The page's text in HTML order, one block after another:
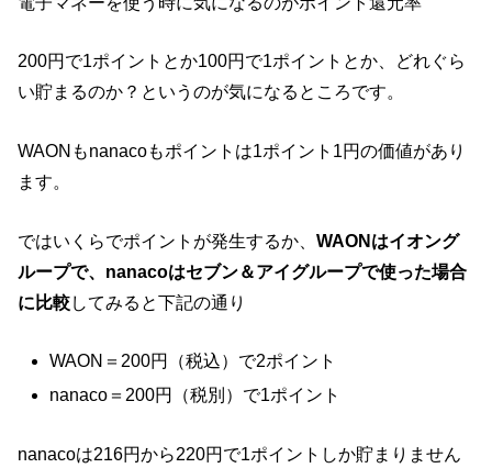
200円で1ポイントとか100円で1ポイントとか、どれぐら
い貯まるのか？というのが気になるところです。
WAONもnanacoもポイントは1ポイント1円の価値があり
ます。
ではいくらでポイントが発生するか、 WAONはイオング
ループで、nanacoはセブン＆アイグループで使った場合
に比較してみると下記の通り
WAON＝200円（税込）で2ポイント
nanaco＝200円（税別）で1ポイント
nanacoは216円から220円で1ポイントしか貯まりません